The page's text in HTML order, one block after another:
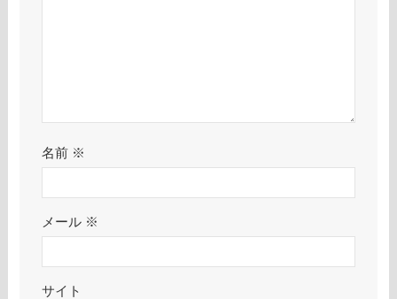
名前 ※
メール ※
サイト